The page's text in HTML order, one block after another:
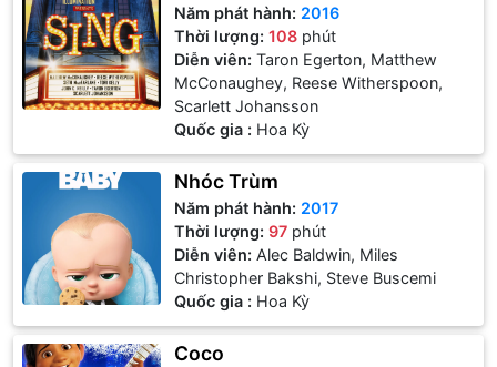
Năm phát hành: 2016
Thời lượng:108 phút
Diễn viên:Taron Egerton, Matthew
McConaughey, Reese Witherspoon,
Scarlett Johansson
Quốc gia : Hoa Kỳ
Nhóc Trùm
Năm phát hành: 2017
Thời lượng:97 phút
Diễn viên:Alec Baldwin, Miles
Christopher Bakshi, Steve Buscemi
Quốc gia : Hoa Kỳ
Coco